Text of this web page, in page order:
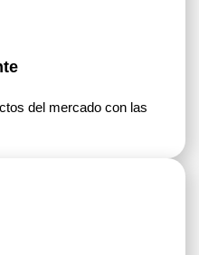
del mercado con las